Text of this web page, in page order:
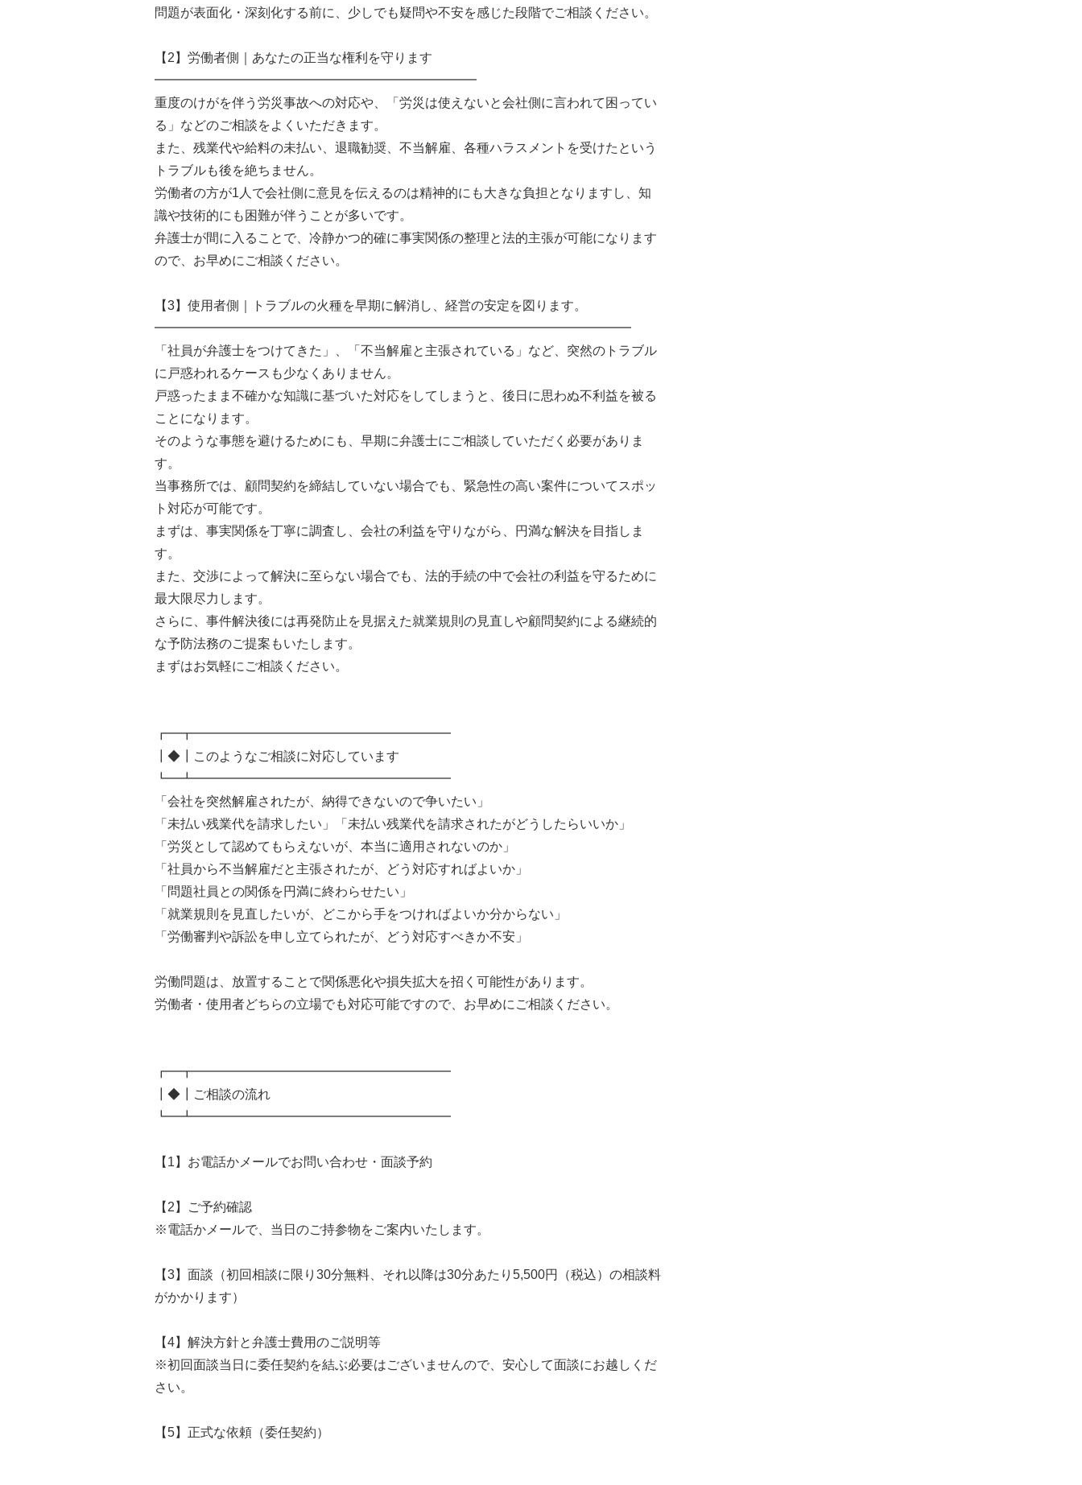
問題が表面化・深刻化する前に、少しでも疑問や不安を感じた段階でご相談ください。
【2】労働者側｜あなたの正当な権利を守ります
━━━━━━━━━━━━━━━━━━━━━━━━━
重度のけがを伴う労災事故への対応や、「労災は使えないと会社側に言われて困ってい
る」などのご相談をよくいただきます。
また、残業代や給料の未払い、退職勧奨、不当解雇、各種ハラスメントを受けたという
トラブルも後を絶ちません。
労働者の方が1人で会社側に意見を伝えるのは精神的にも大きな負担となりますし、知
識や技術的にも困難が伴うことが多いです。
弁護士が間に入ることで、冷静かつ的確に事実関係の整理と法的主張が可能になります
ので、お早めにご相談ください。
【3】使用者側｜トラブルの火種を早期に解消し、経営の安定を図ります。
━━━━━━━━━━━━━━━━━━━━━━━━━━━━━━━━━━━━━
「社員が弁護士をつけてきた」、「不当解雇と主張されている」など、突然のトラブル
に戸惑われるケースも少なくありません。
戸惑ったまま不確かな知識に基づいた対応をしてしまうと、後日に思わぬ不利益を被る
ことになります。
そのような事態を避けるためにも、早期に弁護士にご相談していただく必要がありま
す。
当事務所では、顧問契約を締結していない場合でも、緊急性の高い案件についてスポッ
ト対応が可能です。
まずは、事実関係を丁寧に調査し、会社の利益を守りながら、円満な解決を目指しま
す。
また、交渉によって解決に至らない場合でも、法的手続の中で会社の利益を守るために
最大限尽力します。
さらに、事件解決後には再発防止を見据えた就業規則の見直しや顧問契約による継続的
な予防法務のご提案もいたします。
まずはお気軽にご相談ください。
┏━┳━━━━━━━━━━━━━━━━━━━━
┃◆┃このようなご相談に対応しています
┗━┻━━━━━━━━━━━━━━━━━━━━
「会社を突然解雇されたが、納得できないので争いたい」
「未払い残業代を請求したい」「未払い残業代を請求されたがどうしたらいいか」
「労災として認めてもらえないが、本当に適用されないのか」
「社員から不当解雇だと主張されたが、どう対応すればよいか」
「問題社員との関係を円満に終わらせたい」
「就業規則を見直したいが、どこから手をつければよいか分からない」
「労働審判や訴訟を申し立てられたが、どう対応すべきか不安」
労働問題は、放置することで関係悪化や損失拡大を招く可能性があります。
労働者・使用者どちらの立場でも対応可能ですので、お早めにご相談ください。
┏━┳━━━━━━━━━━━━━━━━━━━━
┃◆┃ご相談の流れ
┗━┻━━━━━━━━━━━━━━━━━━━━
【1】お電話かメールでお問い合わせ・面談予約
【2】ご予約確認
※電話かメールで、当日のご持参物をご案内いたします。
【3】面談（初回相談に限り30分無料、それ以降は30分あたり5,500円（税込）の相談料
がかかります）
【4】解決方針と弁護士費用のご説明等
※初回面談当日に委任契約を結ぶ必要はございませんので、安心して面談にお越しくだ
さい。
【5】正式な依頼（委任契約）